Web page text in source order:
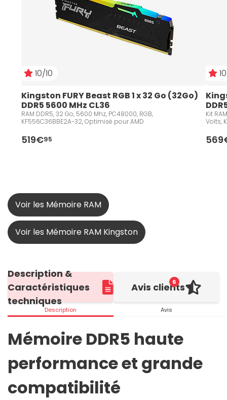
10/10
Kingston FURY Beast RGB 1 x 32 Go (32Go)
DDR5 5600 MHz CL36
RAM DDR5, 32 Go, 5600 Mhz, PC48000, RGB,
KF556C36BBE2A-32, Optimisé pour AMD
519€95
Kit
Volts,
Voir les Mémoire RAM
Voir les Mémoire RAM Kingston
Description &
Caractéristiques
techniques
Description
6
Avis clients
Avis
Mémoire DDR5 haute
performance et grande
compatibilité